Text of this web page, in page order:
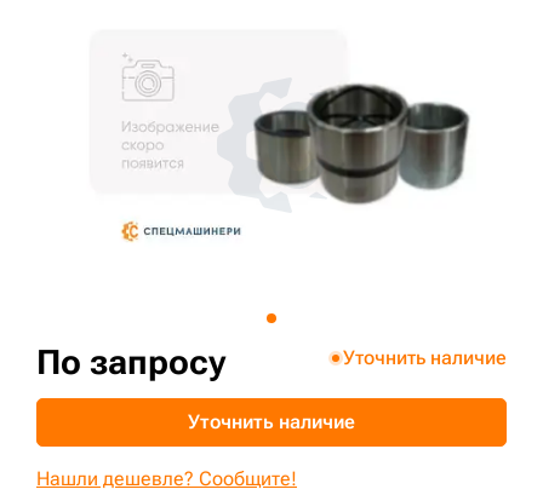
По запросу Уточнить наличие
Уточнить наличие
Нашли дешевле? Сообщите!
3D тур по производству
3D тур по складам
sksale@skdst.ru